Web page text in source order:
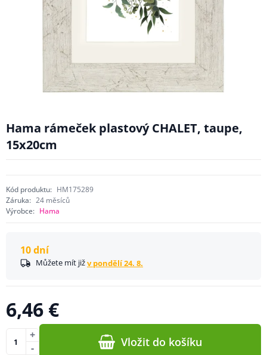
Hama rámeček plastový CHALET, taupe,
15x20cm
Kód produktu: HM175289
Záruka: 24 měsíců
Výrobce: Hama
10 dní
Můžete mít jižv pondělí 24. 8.
6,46 €
-
+ Vložit do košíku